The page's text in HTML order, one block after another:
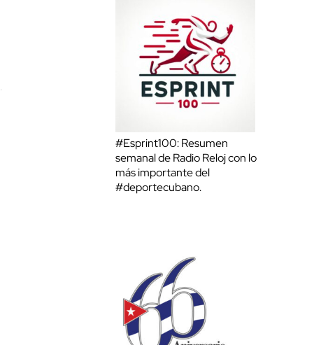
#Esprint100: Resumen
semanal de Radio Reloj con lo
más importante del
#deportecubano.